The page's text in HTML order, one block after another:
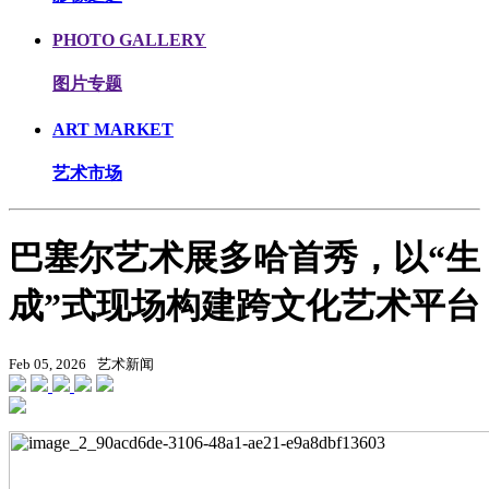
PHOTO GALLERY
图片专题
ART MARKET
艺术市场
巴塞尔艺术展多哈首秀，以“生
成”式现场构建跨文化艺术平台
Feb 05, 2026 艺术新闻